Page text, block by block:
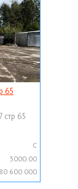
65
65
C
3000.00
600 000